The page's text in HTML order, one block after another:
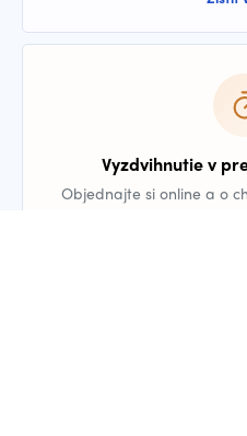
Vyzdvihnutie v
Objednajte si online a o